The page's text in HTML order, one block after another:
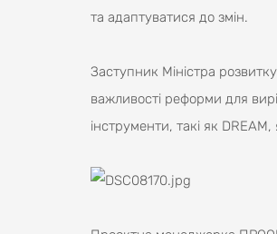
та адаптуватися до змін.
Заступник Міністра
важливості реформи для
інструменти, такі як